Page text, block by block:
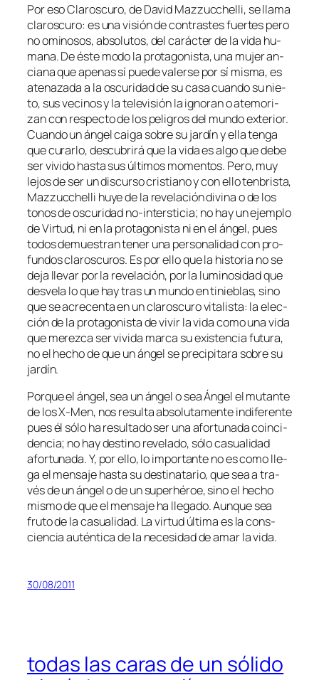
Por eso Claroscuro, de David Mazzucchelli, se lla­ma
cla­ros­cu­ro: es una vi­sión de con­tras­tes fuer­tes pe­ro
no omi­no­sos, ab­so­lu­tos, del ca­rác­ter de la vi­da hu­
ma­na. De és­te mo­do la pro­ta­go­nis­ta, una mu­jer an­
cia­na que ape­nas sí pue­de va­ler­se por sí mis­ma, es
ate­na­za­da a la os­cu­ri­dad de su ca­sa cuan­do su nie­
to, sus ve­ci­nos y la te­le­vi­sión la ig­no­ran o ate­mo­ri­
zan con res­pec­to de los pe­li­gros del mun­do ex­te­rior.
Cuando un án­gel cai­ga so­bre su jar­dín y ella ten­ga
que cu­rar­lo, des­cu­bri­rá que la vi­da es al­go que de­be
ser vi­vi­do has­ta sus úl­ti­mos mo­men­tos. Pero, muy
le­jos de ser un dis­cur­so cris­tiano y con ello ten­bris­ta,
Mazzucchelli hu­ye de la re­ve­la­ción di­vi­na o de los
to­nos de os­cu­ri­dad no-intersticia; no hay un ejem­plo
de Virtud, ni en la pro­ta­go­nis­ta ni en el án­gel, pues
to­dos de­mues­tran te­ner una per­so­na­li­dad con pro­
fun­dos cla­ros­cu­ros. Es por ello que la his­to­ria no se
de­ja lle­var por la re­ve­la­ción, por la lu­mi­no­si­dad que
des­ve­la lo que hay tras un mun­do en ti­nie­blas, sino
que se acre­cen­ta en un cla­ros­cu­ro vi­ta­lis­ta: la elec­
ción de la pro­ta­go­nis­ta de vi­vir la vi­da co­mo una vi­da
que me­rez­ca ser vi­vi­da mar­ca su exis­ten­cia fu­tu­ra,
no el he­cho de que un án­gel se pre­ci­pi­ta­ra so­bre su
jardín.
Porque el án­gel, sea un án­gel o sea Ángel el mu­tan­te
de los X‑Men, nos re­sul­ta ab­so­lu­ta­men­te in­di­fe­ren­te
pues él só­lo ha re­sul­ta­do ser una afor­tu­na­da coin­ci­
den­cia; no hay des­tino re­ve­la­do, só­lo ca­sua­li­dad
afor­tu­na­da. Y, por ello, lo im­por­tan­te no es co­mo lle­
ga el men­sa­je has­ta su des­ti­na­ta­rio, que sea a tra­
vés de un án­gel o de un su­per­hé­roe, sino el he­cho
mis­mo de que el men­sa­je ha lle­ga­do. Aunque sea
fru­to de la ca­sua­li­dad. La vir­tud úl­ti­ma es la cons­
cien­cia au­tén­ti­ca de la ne­ce­si­dad de amar la vida.
30/08/2011
todas las caras de un sólido